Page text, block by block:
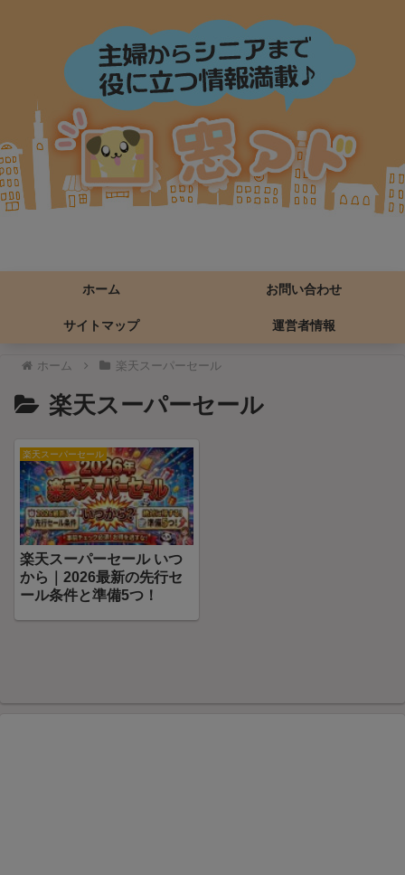
ホーム お問い合わせ
サイトマップ 運営者情報
ホーム 楽天スーパーセール
楽天スーパーセール
楽天スーパーセール
楽天スーパーセール いつ
から｜2026最新の先行セ
ール条件と準備5つ！